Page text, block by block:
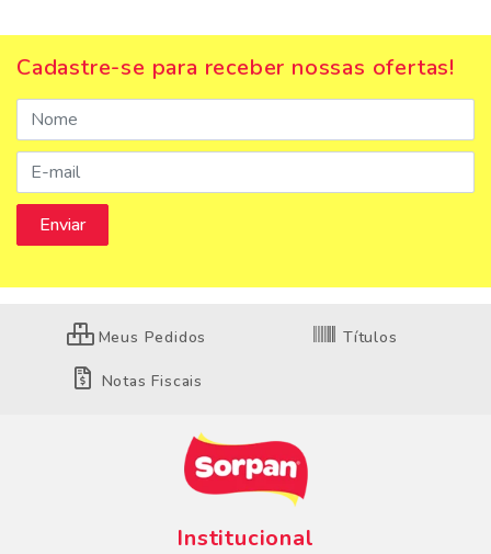
Cadastre-se para receber nossas ofertas!
Meus Pedidos Títulos
Notas Fiscais
Institucional